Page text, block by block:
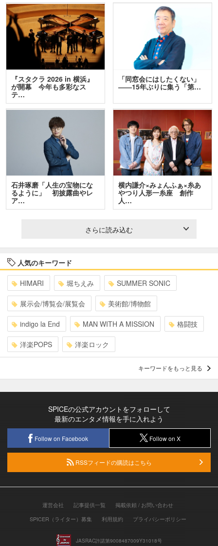
『スタクラ 2026 in 横浜』
が開幕 今年も多彩なス
テ…
「同窓会にはしたくない」
――15年ぶりに集う「第…
石井琢磨「人生の宝物にな
るように」 初披露曲やレ
ア…
横内謙介×みょんふぁ×糸あ
やつり人形一糸座 創作
人…
さらに読み込む
人気のキーワード
HIMARI 堀ちえみ SUMMER SONIC
展示会/博覧会/展覧会 美術館/博物館
indigo la End MAN WITH A MISSION 格闘技
洋楽POPS 洋楽ロック
キーワードをもっと見る
SPICEの公式アカウントをフォローして
最新のエンタメ情報を手に入れよう
Follow on Facebook Follow on X
RSSフィードの購読はこちら
運営会社 記事提供一覧
掲載依頼 / お問い合わせ
SPICER（ライター）募集
利用規約 プライバシーポリシー
JASRAC許諾第9008487009Y31018号